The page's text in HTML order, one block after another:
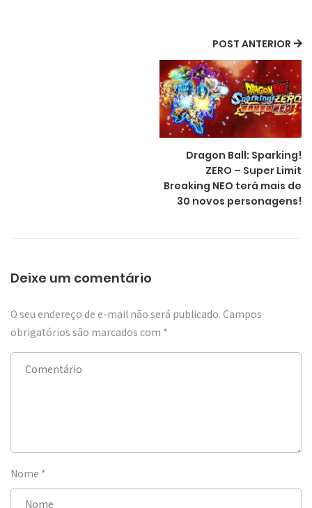
POST ANTERIOR
Dragon Ball: Sparking!
ZERO – Super Limit
Breaking NEO terá mais de
30 novos personagens!
Deixe um comentário
O seu endereço de e-mail não será publicado. Campos
obrigatórios são marcados com *
Nome *